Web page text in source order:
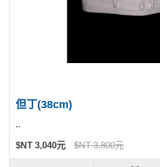
但丁(38cm)
..
$NT 3,040元 $NT 3,800元